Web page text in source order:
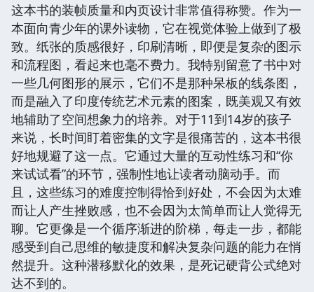
这本书的装帧质量和内页设计非常值得称赞。作为一
本面向青少年的课外读物，它在视觉体验上做到了极
致。纸张的质感很好，印刷清晰，即便是复杂的图示
和流程图，看起来也毫不费力。我特别留意了书中对
一些几何图形的展示，它们不是那种呆板的线条图，
而是融入了印度传统艺术元素的图案，既美观又有效
地辅助了空间想象力的培养。对于11到14岁的孩子
来说，长时间盯着密集的文字是很痛苦的，这本书很
好地规避了这一点。它通过大量的互动性练习和“你
来试试看”的环节，强制性地让读者动脑动手。而
且，这些练习的难度控制得恰到好处，不会因为太难
而让人产生挫败感，也不会因为太简单而让人觉得无
聊。它更像是一个循序渐进的阶梯，每走一步，都能
感受到自己思维的敏捷度和解决复杂问题的能力在悄
然提升。这种潜移默化的效果，是死记硬背公式绝对
达不到的。